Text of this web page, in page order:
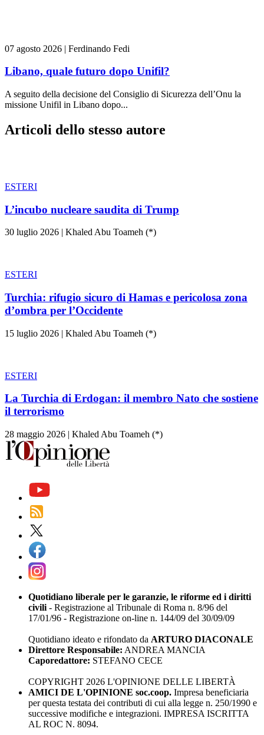
07 agosto 2026 | Ferdinando Fedi
Libano, quale futuro dopo Unifil?
A seguito della decisione del Consiglio di Sicurezza dell’Onu la
missione Unifil in Libano dopo...
Articoli dello stesso autore
ESTERI
L’incubo nucleare saudita di Trump
30 luglio 2026 | Khaled Abu Toameh (*)
ESTERI
Turchia: rifugio sicuro di Hamas e pericolosa zona
d’ombra per l’Occidente
15 luglio 2026 | Khaled Abu Toameh (*)
ESTERI
La Turchia di Erdogan: il membro Nato che sostiene
il terrorismo
28 maggio 2026 | Khaled Abu Toameh (*)
Quotidiano liberale per le garanzie, le riforme ed i diritti
civili - Registrazione al Tribunale di Roma n. 8/96 del
17/01/96 - Registrazione on-line n. 144/09 del 30/09/09
Quotidiano ideato e rifondato da ARTURO DIACONALE
Direttore Responsabile: ANDREA MANCIA
Caporedattore: STEFANO CECE
COPYRIGHT 2026 L'OPINIONE DELLE LIBERTÀ
AMICI DE L'OPINIONE soc.coop. Impresa beneficiaria
per questa testata dei contributi di cui alla legge n. 250/1990 e
successive modifiche e integrazioni. IMPRESA ISCRITTA
AL ROC N. 8094.